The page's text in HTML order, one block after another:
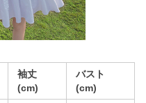
袖丈
(cm)
バスト
(cm)